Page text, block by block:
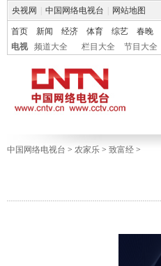
央视网 中国网络电视台 网站地图
首页 新闻 经济 体育 综艺 春晚
电视
频道大全 栏目大全 节目大全
中国网络电视台 > 农家乐 > 致富经 >